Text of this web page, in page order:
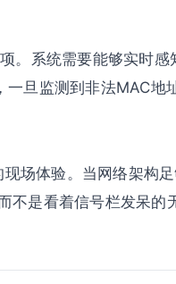
。系统需要能够实时感
旦监测到非法MAC地
场体验。当网络架构
是看着信号栏发呆的